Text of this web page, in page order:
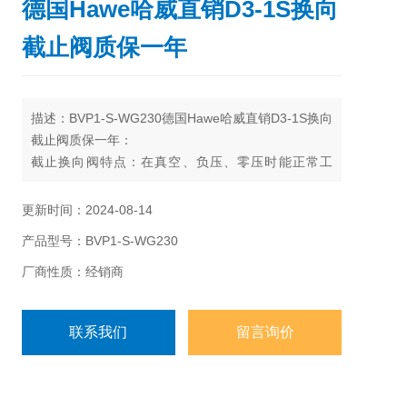
德国Hawe哈威直销D3-1S换向
截止阀质保一年
描述：BVP1-S-WG230德国Hawe哈威直销D3-1S换向
截止阀质保一年：
截止换向阀特点：在真空、负压、零压时能正常工
更新时间：2024-08-14
产品型号：BVP1-S-WG230
厂商性质：经销商
联系我们 留言询价